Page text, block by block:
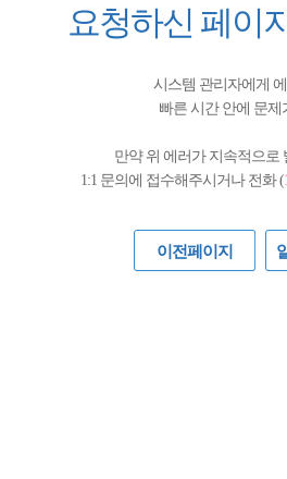
요청하신 페이
시스템 관리자에게
빠른 시간 안에 문
만약 위 에러가 지속적으로
1:1 문의에 접수해주시거나 전화 (
이전페이지